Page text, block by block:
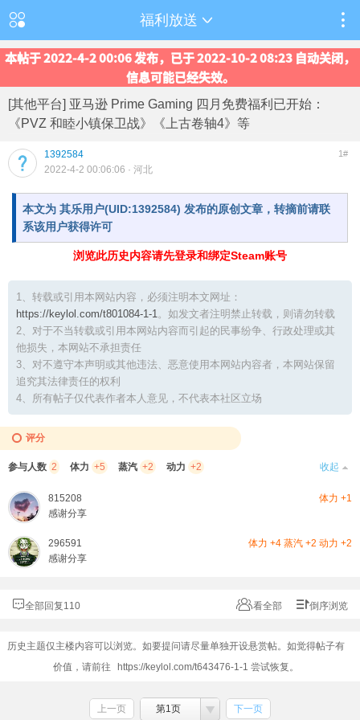
福利放送
本帖于 2022-4-2 00:06 发布，已于 2022-10-2 08:23 自动关闭，
信息可能已经失效。
[其他平台] 亚马逊 Prime Gaming 四月免费福利已开始：
《PVZ 和睦小镇保卫战》《上古卷轴4》等
1392584 1#
2022-4-2 00:06:06 · 河北
本文为 其乐用户(UID:1392584) 发布的原创文章，转摘前请联
系该用户获得许可
浏览此历史内容请先登录和绑定Steam账号
1、转载或引用本网站内容，必须注明本文网址：
https://keylol.com/t801084-1-1。如发文者注明禁止转载，则请勿转载
2、对于不当转载或引用本网站内容而引起的民事纷争、行政处理或其
他损失，本网站不承担责任
3、对不遵守本声明或其他违法、恶意使用本网站内容者，本网站保留
追究其法律责任的权利
4、所有帖子仅代表作者本人意见，不代表本社区立场
评分
参与人数 2 体力 +5 蒸汽 +2 动力 +2 收起
815208
体力 +1
感谢分享
296591
体力 +4 蒸汽 +2 动力 +2
感谢分享
全部回复110 看全部 倒序浏览
历史主题仅主楼内容可以浏览。如要提问请尽量单独开设悬赏帖。如觉得帖子有
价值，请前往
https://keylol.com/t643476-1-1 尝试恢复。
上一页 第1页 下一页